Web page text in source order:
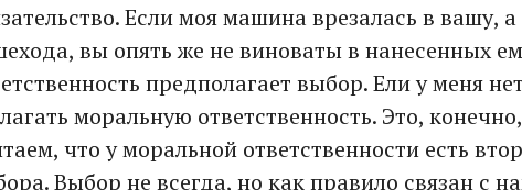
Если моя машина врезалась в вашу,
вы опять же не виноваты в нанесенных
предполагает выбор. Ели у меня
моральную ответственность. Это,
что у моральной ответственности есть
Выбор не всегда, но как правило связан с